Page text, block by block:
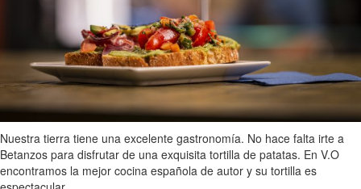
Nuestra tierra tiene una excelente gastronomía. No hace falta irte a
Betanzos para disfrutar de una exquisita tortilla de patatas. En V.O
encontramos la mejor cocina española de autor y su tortilla es